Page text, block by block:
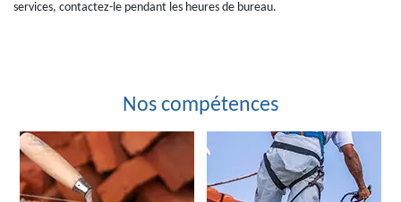
services, contactez-le pendant les heures de bureau.
Nos compétences